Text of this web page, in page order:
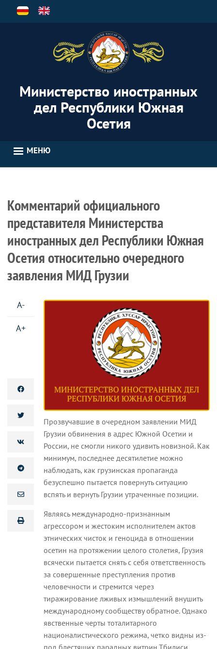
Перейти
Министерство иностранных
дел Республики Южная
Осетия
МЕНЮ
Комментарий официального
представителя Министерства
иностранных дел Республики Южная
Осетия относительно очередного
заявления МИД Грузии
A-
A+
Прозвучавшие в очередном заявлении МИД
Грузии обвинения в адрес Южной Осетии и
России, не смогли никого удивить новизной. Как
минимум, последнее десятилетие можно
наблюдать, как грузинская пропаганда
безуспешно пытается повернуть ситуацию
вспять и вернуть Грузии утраченные позиции.
Являясь международно-признанным
агрессором и жестоким исполнителем актов
этнических чисток и геноцида в отношении
осетин на протяжении целого столетия, Грузия
всячески пытается снять с себя ответственность
за совершенные преступления против
человечности и стремится через
тиражирование лживых измышлений внушить
международному сообществу обратное. Однако
явственные черты тоталитарного
националистического режима, четко видны из-
под блестящих парадных витрин Тбилиси.